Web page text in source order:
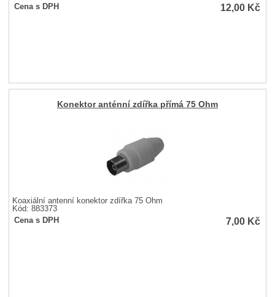
Cena s DPH
12,00 Kč
Konektor anténní zdířka přímá 75 Ohm
Koaxiální antenní konektor zdířka 75 Ohm
Kód: 883373
Cena s DPH
7,00 Kč